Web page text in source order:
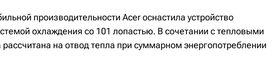
производительности Acer оснастила устройство
охлаждения со 101 лопастью. В сочетании с тепловыми
рассчитана на отвод тепла при суммарном энергопотреблении